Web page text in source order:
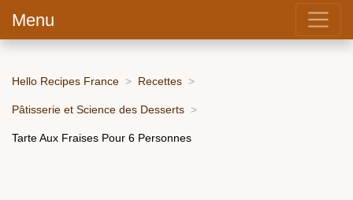
Menu
Hello Recipes France Recettes
Pâtisserie et Science des Desserts
Tarte Aux Fraises Pour 6 Personnes